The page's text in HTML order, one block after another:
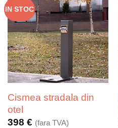
IN STOC
Cismea stradala din
otel
398 € (fara TVA)